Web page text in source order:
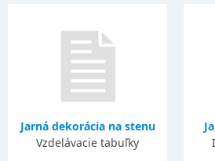
Jarná dekorácia na stenu
Vzdelávacie tabuľky